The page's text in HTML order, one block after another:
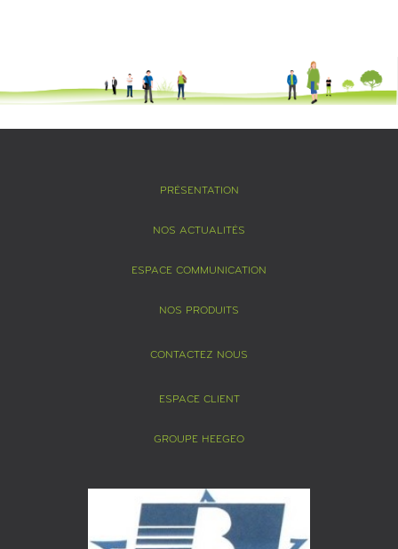
PRÉSENTATION
NOS ACTUALITÉS
ESPACE COMMUNICATION
NOS PRODUITS
CONTACTEZ NOUS
ESPACE CLIENT
GROUPE HEEGEO